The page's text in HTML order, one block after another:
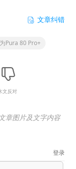
文章纠错
Pura 80 Pro+
文反对
章图片及文字内容
登录